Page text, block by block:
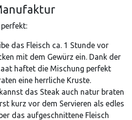
das Fleisch ca. 1 Stunde vor
mit dem Gewürz ein. Dank der
haftet die Mischung perfekt
eine herrliche Kruste.
das Steak auch natur braten
kurz vor dem Servieren als edles
das aufgeschnittene Fleisch